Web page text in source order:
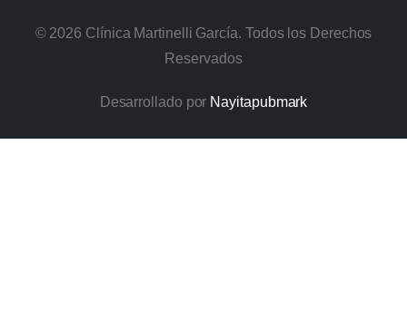
© 2026 Clínica Martinelli García. Todos los Derechos
Reservados
Desarrollado por Nayitapubmark